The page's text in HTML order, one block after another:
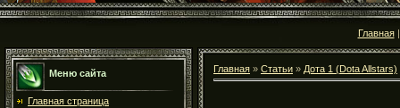
Главная
Меню сайта
Главная страница
Главная » Статьи » Дота 1 (Dota Allstars)